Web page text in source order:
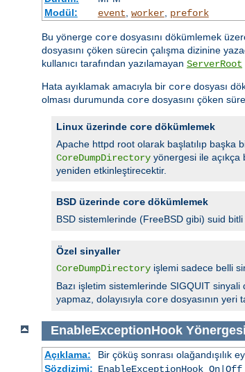
Modül:
event worker, prefork
Bu yönerge core dosyasını dökümlemek
dosyasını çöken sürecin çalışma dizinine
kullanıcı tarafından yazılamayan ServerRoot
Hata ayıklamak amacıyla bir core dosyası
olması durumunda core dosyasını çöken
Linux üzerinde core dökümlemek
Apache httpd root olarak başlatılıp başka
CoreDumpDirectory yönergesi ile
yeniden etkinleştirecektir.
BSD üzerinde core dökümlemek
BSD sistemlerinde (FreeBSD gibi) suid bitli
Özel sinyaller
CoreDumpDirectory işlemi sadece belli
Bazı işletim sistemlerinde SIGQUIT sinyali
yapmaz, dolayısıyla core dosyasının yeri
EnableExceptionHook Yönergesi
Açıklama:
Bir çöküş sonrası olağandışılık
Sözdizimi: EnableExceptionHook On|Off